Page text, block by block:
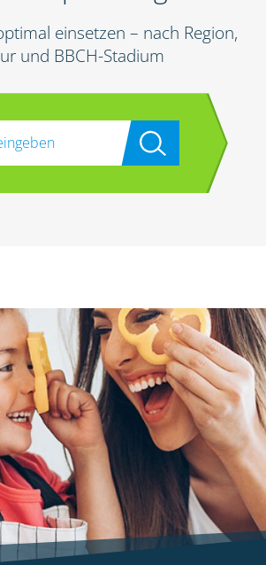
einsetzen – nach Region,
und BBCH-Stadium